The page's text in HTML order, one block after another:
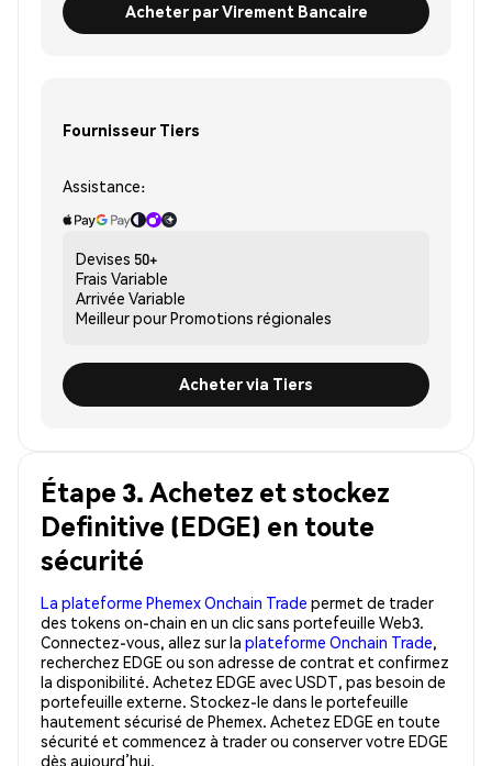
Acheter par Virement Bancaire
Fournisseur Tiers
Assistance:
Devises 50+
Frais Variable
Arrivée Variable
Meilleur pourPromotions régionales
Acheter via Tiers
Étape 3. Achetez et stockez
Definitive (EDGE) en toute
sécurité
La plateforme Phemex Onchain Trade permet de trader
des tokens on-chain en un clic sans portefeuille Web3.
Connectez-vous, allez sur la plateforme Onchain Trade,
recherchez EDGE ou son adresse de contrat et confirmez
la disponibilité. Achetez EDGE avec USDT, pas besoin de
portefeuille externe. Stockez-le dans le portefeuille
hautement sécurisé de Phemex. Achetez EDGE en toute
sécurité et commencez à trader ou conserver votre EDGE
dès aujourd’hui.